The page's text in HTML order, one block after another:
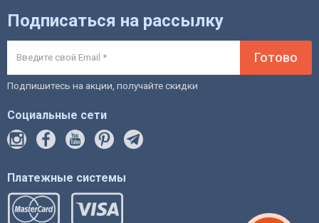
Подписаться на рассылку
Готово
Подпишитесь на акции, получайте скидки
Социальные сети
Платежные системы